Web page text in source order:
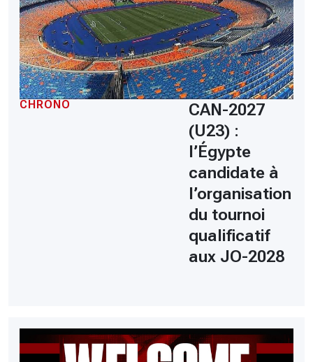
CHRONO
CAN-2027
(U23) :
l’Égypte
candidate à
l’organisation
du tournoi
qualificatif
aux JO-2028